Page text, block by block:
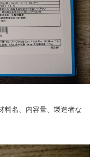
料名、内容量、製造者な